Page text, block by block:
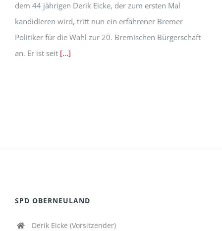
dem 44 jährigen Derik Eicke, der zum ersten Mal
kandidieren wird, tritt nun ein erfahrener Bremer
Politiker für die Wahl zur 20. Bremischen Bürgerschaft
an. Er ist seit [...]
SPD OBERNEULAND
Derik Eicke (Vorsitzender)